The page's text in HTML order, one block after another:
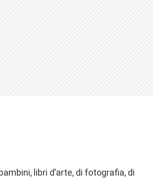
libri d’arte, di fotografia, di